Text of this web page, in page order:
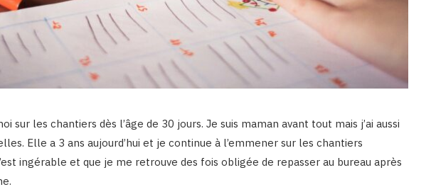
sur les chantiers dès l’âge de 30 jours. Je suis maman avant tout mais j’ai aussi
Elle a 3 ans aujourd’hui et je continue à l’emmener sur les chantiers
ingérable et que je me retrouve des fois obligée de repasser au bureau après